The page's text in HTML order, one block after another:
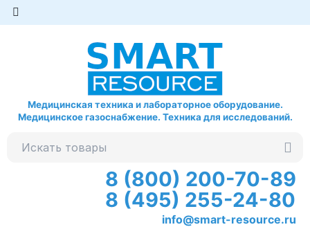
Медицинская техника и лабораторное оборудование.
Медицинское газоснабжение. Техника для исследований.
8 (800) 200-70-89
8 (495) 255-24-80
info@smart-resource.ru